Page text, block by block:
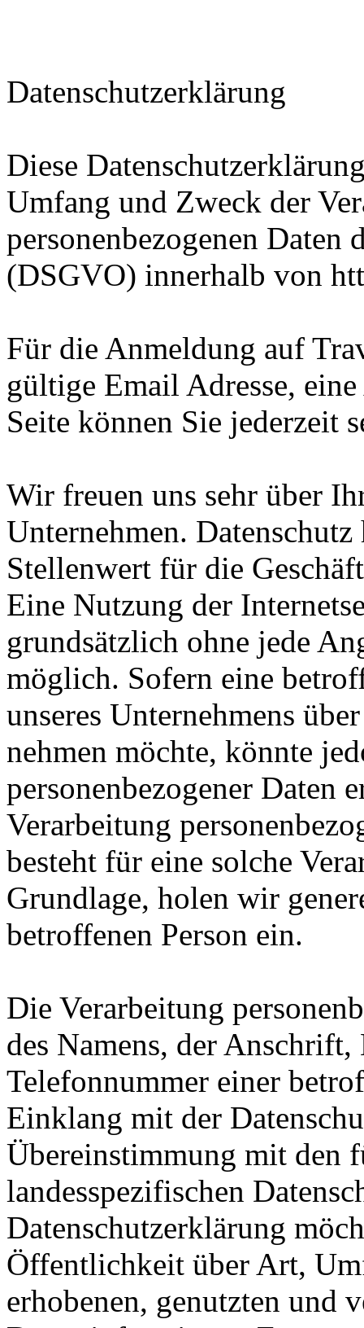
Datenschutzerklärung
Diese
Umfang und Zweck der
personenbezogenen Daten
(DSGVO) innerhalb von
Für die Anmeldung auf
gültige Email Adresse,
Seite können Sie jederzeit
Wir freuen uns sehr über
Unternehmen.
Stellenwert für die
Eine Nutzung der
grundsätzlich ohne jede
möglich. Sofern eine
unseres Unternehmens
nehmen möchte, könnte
personenbezogener Daten
Verarbeitung
besteht für eine solche
Grundlage, holen wir
betroffenen Person ein.
Die Verarbeitung
des Namens, der
Telefonnummer einer
Einklang mit der
Übereinstimmung mit den
landesspezifischen
Datenschutzerklärung
Öffentlichkeit über Art,
erhobenen, genutzten und